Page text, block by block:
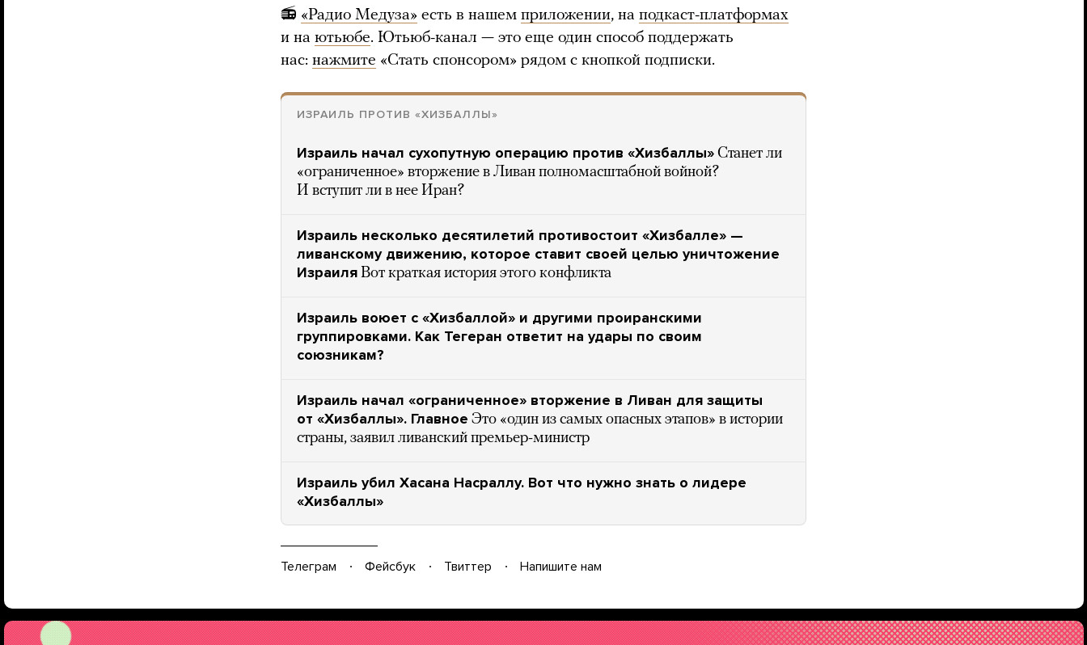
📻 «Радио Медуза» есть в нашем приложении, на подкаст-платформах
и на ютьюбе. Ютьюб-канал — это еще один способ поддержать
нас: нажмите «Стать спонсором» рядом с кнопкой подписки.
ИЗРАИЛЬ ПРОТИВ «ХИЗБАЛЛЫ»
Израиль начал сухопутную операцию против «Хизбаллы» Станет ли
«ограниченное» вторжение в Ливан полномасштабной войной?
И вступит ли в нее Иран?
Израиль несколько десятилетий противостоит «Хизбалле» —
ливанскому движению, которое ставит своей целью уничтожение
Израиля Вот краткая история этого конфликта
Израиль воюет с «Хизбаллой» и другими проиранскими
группировками. Как Тегеран ответит на удары по своим
союзникам?
Израиль начал «ограниченное» вторжение в Ливан для защиты
от «Хизбаллы». Главное Это «один из самых опасных этапов» в истории
страны, заявил ливанский премьер-министр
Израиль убил Хасана Насраллу. Вот что нужно знать о лидере
«Хизбаллы»
Телеграм Фейсбук Твиттер Напишите нам